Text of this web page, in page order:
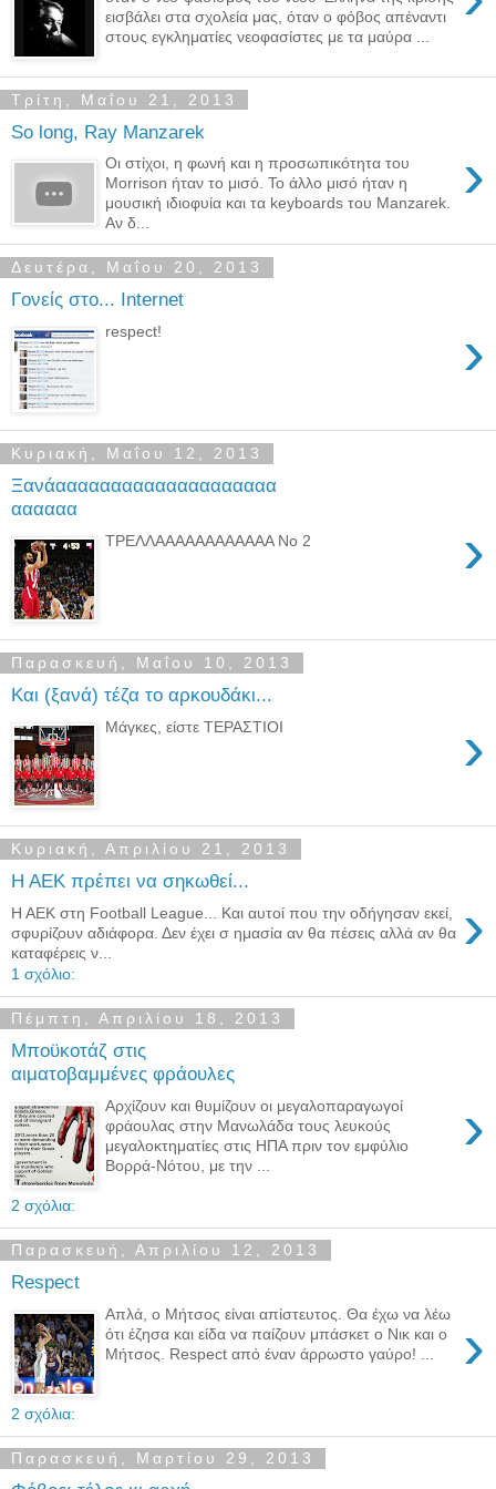
εισβάλει στα σχολεία μας, όταν ο φόβος απέναντι
στους εγκληματίες νεοφασίστες με τα μαύρα ...
Τρίτη, Μαΐου 21, 2013
So long, Ray Manzarek
›
Οι στίχοι, η φωνή και η προσωπικότητα του
Morrison ήταν το μισό. Το άλλο μισό ήταν η
μουσική ιδιοφυία και τα keyboards του Manzarek.
Αν δ...
Δευτέρα, Μαΐου 20, 2013
Γονείς στο... Internet
›
respect!
Κυριακή, Μαΐου 12, 2013
Ξανάαααααααααααααααααααα
αααααα
›
ΤΡΕΛΛΑΑΑΑΑΑΑΑΑΑΑΑ Νο 2
Παρασκευή, Μαΐου 10, 2013
Και (ξανά) τέζα το αρκουδάκι...
›
Μάγκες, είστε ΤΕΡΑΣΤΙΟΙ
Κυριακή, Απριλίου 21, 2013
Η ΑΕΚ πρέπει να σηκωθεί...
›
Η ΑΕΚ στη Football League... Και αυτοί που την οδήγησαν εκεί,
σφυρίζουν αδιάφορα. Δεν έχει σ ημασία αν θα πέσεις αλλά αν θα
καταφέρεις ν...
1 σχόλιο:
Πέμπτη, Απριλίου 18, 2013
Μποϋκοτάζ στις
αιματοβαμμένες φράουλες
›
Αρχίζουν και θυμίζουν οι μεγαλοπαραγωγοί
φράουλας στην Μανωλάδα τους λευκούς
μεγαλοκτηματίες στις ΗΠΑ πριν τον εμφύλιο
Βορρά-Νότου, με την ...
2 σχόλια:
Παρασκευή, Απριλίου 12, 2013
Respect
›
Απλά, ο Μήτσος είναι απίστευτος. Θα έχω να λέω
ότι έζησα και είδα να παίζουν μπάσκετ ο Νικ και ο
Μήτσος. Respect από έναν άρρωστο γαύρο! ...
2 σχόλια:
Παρασκευή, Μαρτίου 29, 2013